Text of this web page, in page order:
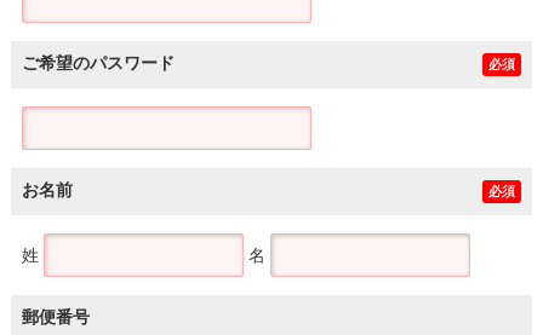
ご希望のパスワード 必須
お名前 必須
姓 名
郵便番号